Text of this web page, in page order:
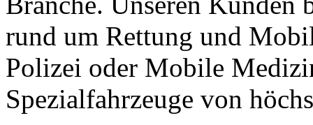
rund um Rettung und
Polizei oder Mobile
Spezialfahrzeuge von